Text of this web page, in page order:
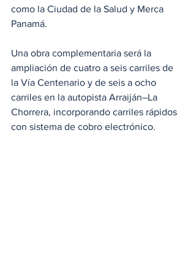
como la Ciudad de la Salud y Merca
Panamá.
Una obra complementaria será la
ampliación de cuatro a seis carriles de
la Vía Centenario y de seis a ocho
carriles en la autopista Arraiján–La
Chorrera, incorporando carriles rápidos
con sistema de cobro electrónico.